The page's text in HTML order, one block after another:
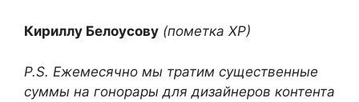
Кириллу Белоусову (пометка ХР)
P.S. Ежемесячно мы тратим существенные
суммы на гонорары для дизайнеров контента